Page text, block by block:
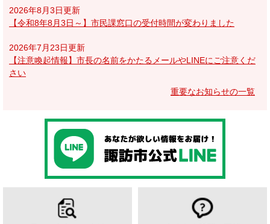
2026年8月3日更新
【令和8年8月3日～】市民課窓口の受付時間が変わりました
2026年7月23日更新
【注意喚起情報】市長の名前をかたるメールやLINEにご注意くだ
さい
重要なお知らせの一覧